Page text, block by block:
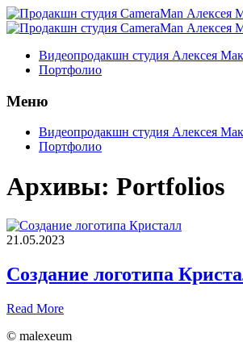
Видеопродакшн студия Алексея
Портфолио
Меню
Видеопродакшн студия Алексея
Портфолио
Архивы: Portfolios
21.05.2023
Создание логотипа
Read More
© malexeum